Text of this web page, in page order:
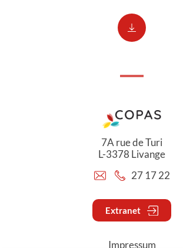
7A rue de Turi
L-3378 Livange
27 17 22
Extranet
Impressum